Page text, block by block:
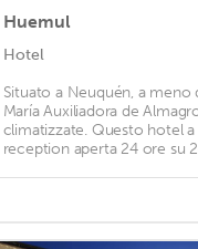
Huemul
Hotel
Situato a Neuquén, a meno
María Auxiliadora de
climatizzate. Questo hotel
reception aperta 24 ore su